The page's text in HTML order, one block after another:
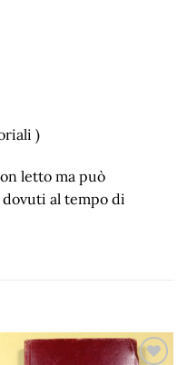
)
letto ma può
al tempo di